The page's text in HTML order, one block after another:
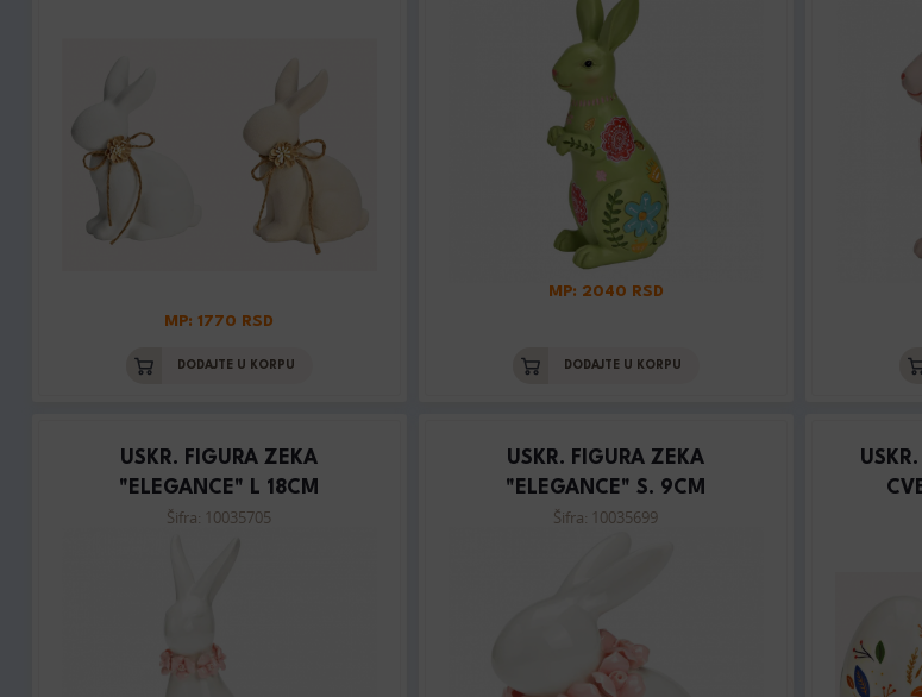
MP: 1770 RSD
DODAJTE U KORPU
MP: 2040 RSD
DODAJTE U KORPU
USKR. FIGURA ZEKA
"ELEGANCE" L 18CM
Šifra: 10035705
USKR. FIGURA ZEKA
"ELEGANCE" S. 9CM
Šifra: 10035699